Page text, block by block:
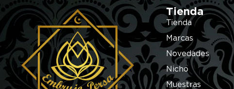
Tienda
Tienda
Marcas
Novedades
Nicho
Muestras